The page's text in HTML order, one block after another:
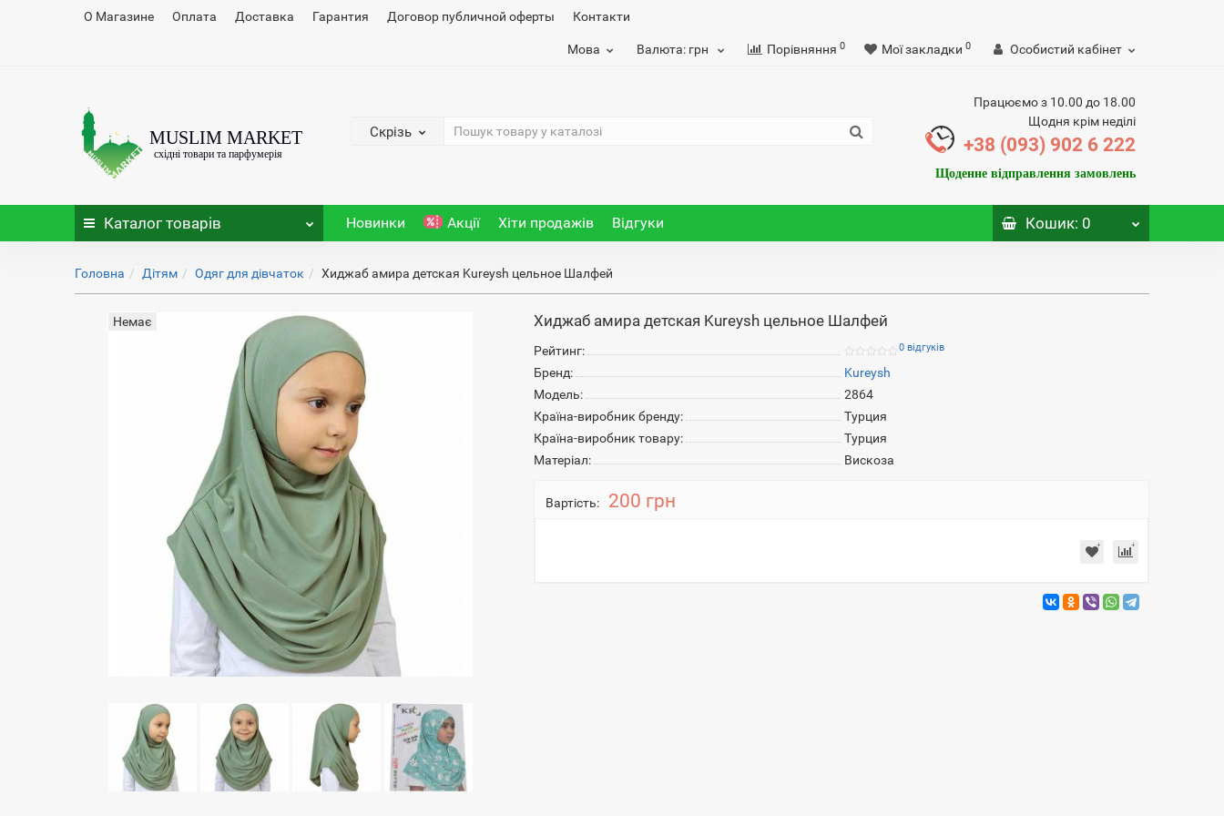
О Магазине Оплата Доставка Гарантия Договор публичной оферты Контакти
Мова Валюта: грн Порівняння 0 Мої закладки 0 Особистий кабінет
Скрізь
Працюємо з 10.00 до 18.00
Щодня крім неділі
+38 (093) 902 6 222
Щоденне відправлення замовлень
Каталог товарів Новинки Акції Хіти продажів Відгуки Кошик: 0
Головна Дітям Одяг для дівчаток Хиджаб амира детская Kureysh цельное Шалфей
Немає Хиджаб амира детская Kureysh цельное Шалфей
Рейтинг: 0 відгуків
Бренд:
Kureysh
Модель:
2864
Країна-виробник бренду:
Турция
Країна-виробник товару:
Турция
Матеріал:
Вискоза
Вартість: 200 грн